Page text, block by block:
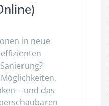
in neue
eﬃzienten
– und das